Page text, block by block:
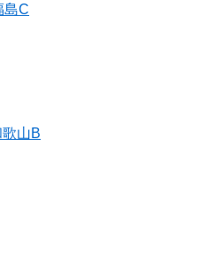
島C
歌山B